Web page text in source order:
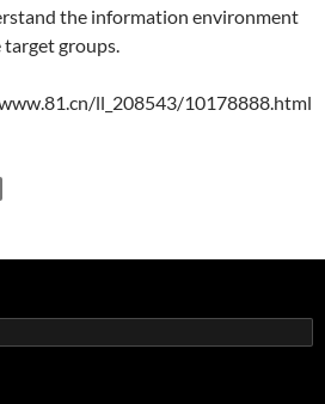
the information environment
groups.
ll_208543/10178888.html